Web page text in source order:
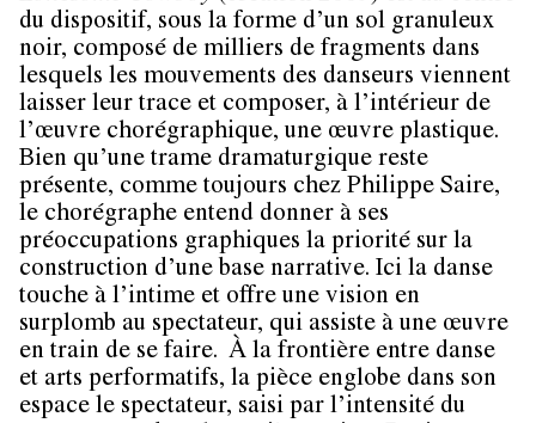
du dispositif, sous la forme d’un sol granuleux
noir, composé de milliers de fragments dans
lesquels les mouvements des danseurs viennent
laisser leur trace et composer, à l’intérieur de
l’œuvre chorégraphique, une œuvre plastique.
Bien qu’une trame dramaturgique reste
présente, comme toujours chez Philippe Saire,
le chorégraphe entend donner à ses
préoccupations graphiques la priorité sur la
construction d’une base narrative. Ici la danse
touche à l’intime et offre une vision en
surplomb au spectateur, qui assiste à une œuvre
en train de se faire. À la frontière entre danse
et arts performatifs, la pièce englobe dans son
espace le spectateur, saisi par l’intensité du